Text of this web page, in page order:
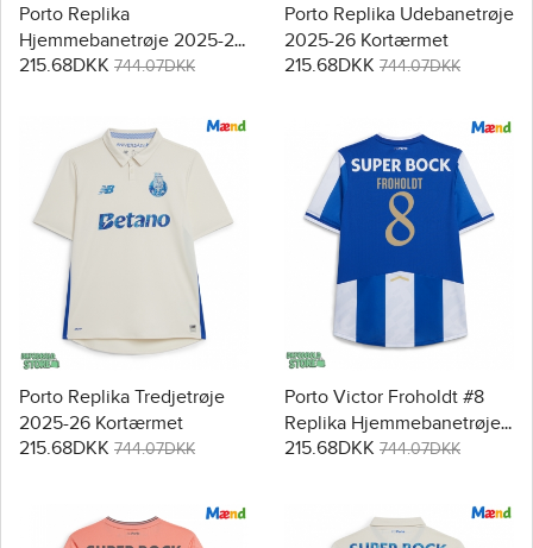
Porto Replika
Hjemmebanetrøje 2025-26
Kortærmet
215.68DKK 744.07DKK
Porto Replika Udebanetrøje
2025-26 Kortærmet
215.68DKK 744.07DKK
Porto Replika Tredjetrøje
2025-26 Kortærmet
215.68DKK 744.07DKK
Porto Victor Froholdt #8
Replika Hjemmebanetrøje
2025-26 Kortærmet
215.68DKK 744.07DKK